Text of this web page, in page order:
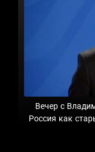
Вечер с
Россия как